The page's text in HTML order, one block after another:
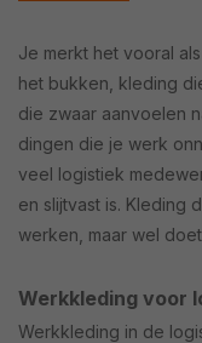
Je merkt het vooral
het bukken, kleding
die zwaar aanvoelen
dingen die je werk
veel logistiek
en slijtvast is. Kleding
werken, maar wel
Werkkleding voor
Werkkleding in de